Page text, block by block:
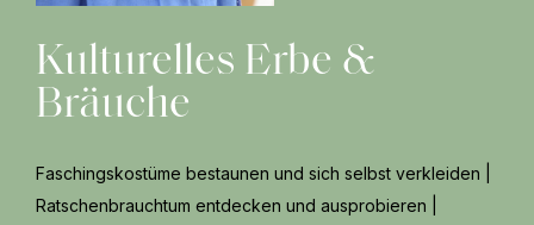
Kulturelles Erbe &
Bräuche
Faschingskostüme bestaunen und sich selbst verkleiden |
Ratschenbrauchtum entdecken und ausprobieren |